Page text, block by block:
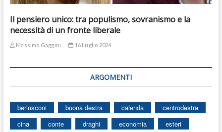
Il pensiero unico: tra populismo, sovranismo e la
necessità di un fronte liberale
Massimo Gaggini 16 Luglio 2024
ARGOMENTI
berlusconi buona destra calenda
centrodestra
cina
conte draghi economia
esteri